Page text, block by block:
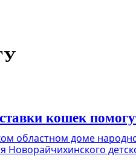
кошек
областном доме
Новорайчихинского